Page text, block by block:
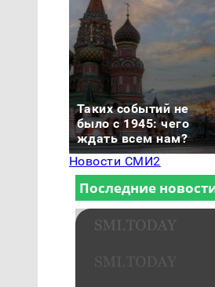
Таких событий не
было с 1945: чего
ждать всем нам?
Новости СМИ2